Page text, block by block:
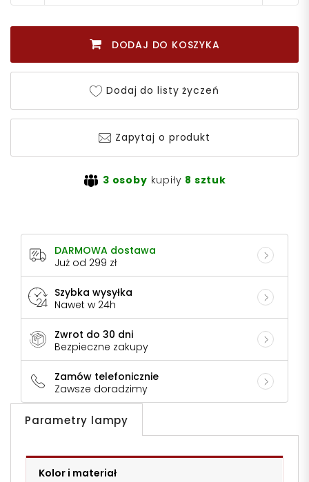
DODAJ DO KOSZYKA
Dodaj do listy życzeń
Zapytaj o produkt
3 osoby kupiły 8 sztuk
DARMOWA dostawa
Już od 299 zł
Szybka wysyłka
Nawet w 24h
Zwrot do 30 dni
Bezpieczne zakupy
Zamów telefonicznie
Zawsze doradzimy
Parametry lampy
Kolor i materiał